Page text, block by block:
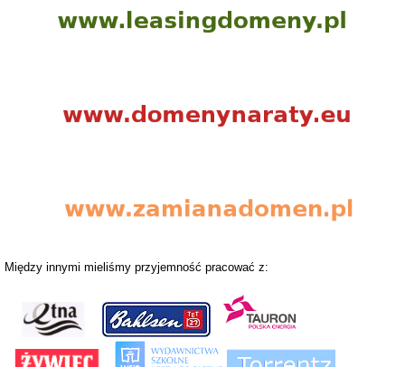
Między innymi mieliśmy przyjemność pracować z: